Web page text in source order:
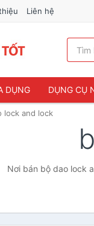
Liên hệ
DỤNG DỤNG CỤ
lock and lock
Nơi bán bộ dao lock